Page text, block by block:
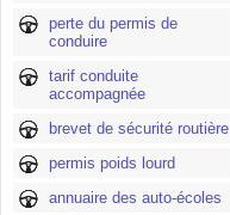
perte du permis de
conduire
tarif conduite
accompagnée
brevet de sécurité routière
permis poids lourd
annuaire des auto-écoles